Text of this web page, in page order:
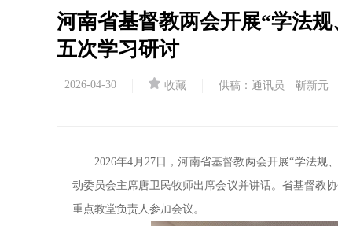
河南省基督教两会开展“学法
五次学习研讨
2026-04-30 收藏 供稿：通讯员 靳新元
2026年4月27日，河南省基督教两会开展“学法
动委员会主席唐卫民牧师出席会议并讲话。省基督教
重点教堂负责人参加会议。